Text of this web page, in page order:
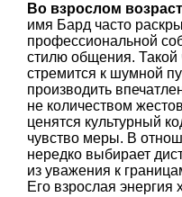
Во взрослом
имя Бард часто
профессиональной
стилю общения. Такой
стремится к шумной
производить
не количеством
ценятся культурный
чувство меры. В
нередко выбирает
из уважения к
Его взрослая энергия